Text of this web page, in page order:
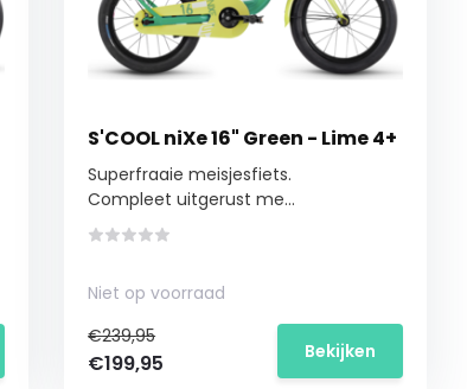
S'COOL niXe 16" Green - Lime 4+
Superfraaie meisjesfiets.
Compleet uitgerust me...
Niet op voorraad
€239,95
€199,95 Bekijken